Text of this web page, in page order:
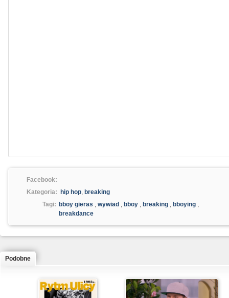
Facebook:
Kategoria:
hip hop, breaking
Tagi: bboy gieras , wywiad , bboy , breaking , bboying ,
breakdance
Podobne